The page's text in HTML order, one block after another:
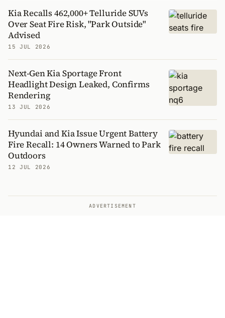
Kia Recalls 462,000+ Telluride SUVs
Over Seat Fire Risk, "Park Outside"
Advised
15 JUL 2026
Next-Gen Kia Sportage Front
Headlight Design Leaked, Confirms
Rendering
13 JUL 2026
Hyundai and Kia Issue Urgent Battery
Fire Recall: 14 Owners Warned to Park
Outdoors
12 JUL 2026
ADVERTISEMENT